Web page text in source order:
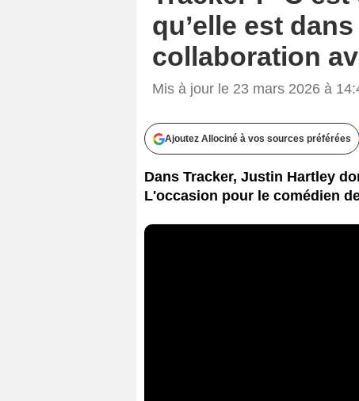
qu’elle est
collaboration
Mis à jour le 23 mars 2026 à
Ajoutez Allociné à vos sources préférées
Dans Tracker, Justin Hartley
L'occasion pour le comédien